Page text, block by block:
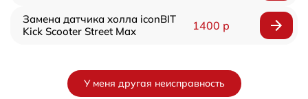
Замена датчика холла iconBIT
Kick Scooter Street Max
1400 р
У меня другая неисправность